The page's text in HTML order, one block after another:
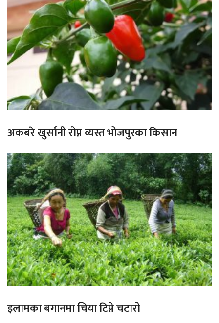
अकबरे खुर्सानी रोप्न व्यस्त भोजपुरका किसान
इलामका बगानमा चिया टिप्ने चटारो